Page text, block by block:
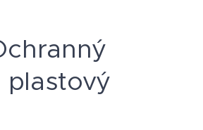
plastový